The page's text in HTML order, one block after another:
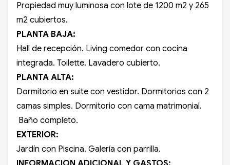
Propiedad muy luminosa con lote de 1200 m2 y 265
m2 cubiertos.
PLANTA BAJA:
Hall de recepción. Living comedor con cocina
integrada. Toilette. Lavadero cubierto.
PLANTA ALTA:
Dormitorio en suite con vestidor. Dormitorios con 2
camas simples. Dormitorio con cama matrimonial.
Baño completo.
EXTERIOR:
Jardín con Piscina. Galería con parrilla.